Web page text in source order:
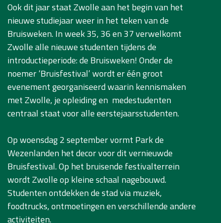
Ook dit jaar staat Zwolle aan het begin van het
nieuwe studiejaar weer in het teken van de
Bruisweken. In week 35, 36 en 37 verwelkomt
Zwolle alle nieuwe studenten tijdens de
introductieperiode: de Bruisweken! Onder de
noemer ‘Bruisfestival’ wordt er één groot
evenement georganiseerd waarin kennismaken
met Zwolle, je opleiding en medestudenten
centraal staat voor alle eerstejaarsstudenten.
Op woensdag 2 september vormt Park de
Wezenlanden het decor voor dit vernieuwde
Bruisfestival. Op het bruisende festivalterrein
wordt Zwolle op kleine schaal nagebouwd.
Studenten ontdekken de stad via muziek,
foodtrucks, ontmoetingen en verschillende andere
activiteiten.